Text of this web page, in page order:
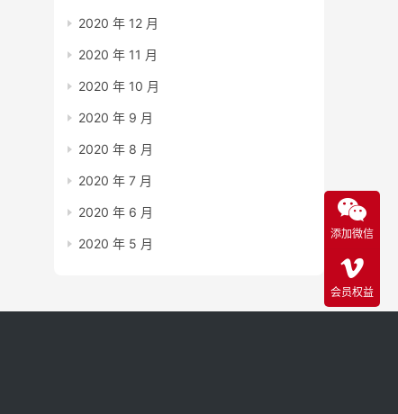
2020 年 12 月
2020 年 11 月
2020 年 10 月
2020 年 9 月
2020 年 8 月
2020 年 7 月
2020 年 6 月
2020 年 5 月
添加微信
会员权益